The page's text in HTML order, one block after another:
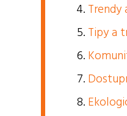
Trendy
Tipy a